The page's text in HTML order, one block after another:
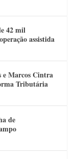
42 mil
assistida
e Marcos Cintra
Tributária
de